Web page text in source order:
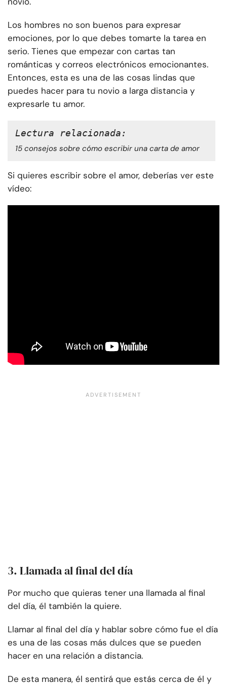
Los hombres no son buenos para expresar
emociones, por lo que debes tomarte la tarea en
serio. Tienes que empezar con cartas tan
románticas y correos electrónicos emocionantes.
Entonces, esta es una de las cosas lindas que
puedes hacer para tu novio a larga distancia y
expresarle tu amor.
Lectura relacionada:
15 consejos sobre cómo escribir una carta de amor
Si quieres escribir sobre el amor, deberías ver este
vídeo:
3. Llamada al final del día
Por mucho que quieras tener una llamada al final
del día, él también la quiere.
Llamar al final del día y hablar sobre cómo fue el día
es una de las cosas más dulces que se pueden
hacer en una relación a distancia.
De esta manera, él sentirá que estás cerca de él y